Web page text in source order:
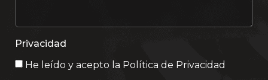
Privacidad
He leído y acepto la Política de Privacidad